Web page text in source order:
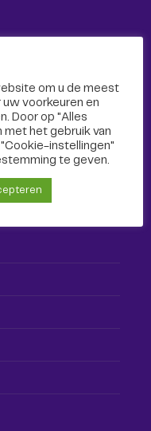
maar ook via social
om u de meest
voorkeuren en
Door op "Alles
het gebruik van
"Cookie-instellingen"
te geven.